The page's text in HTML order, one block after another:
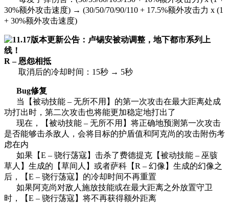
30%额外攻击速度) → (30/50/70/90/110 + 17.5%额外攻击力 x (1
+ 30%额外攻击速度)
R – 恩怨相抵
取消后的冷却时间：15秒 → 5秒
Bug修复
当【被动技能 – 无所不用】的第一次攻击在最大距离处成
功打出时，第二次攻击也将能更加稳定地打出了
现在，【被动技能 – 无所不用】将正确地预测第一次攻击
是否能够击杀敌人，会将目标的护盾值和阿克尚的攻击附伤考
虑在内
如果【E – 骁行荡寇】击杀了费德提克【被动技能 – 巫骇
草人】生成的【草间人】或者萨科【R – 幻像】生成的幻像之
后，【E – 骁行荡寇】的冷却时间不再重置
如果阿克尚对敌人施放技能或在最大距离之外放置守卫
时，【E – 骁行荡寇】将不再获得额外距离